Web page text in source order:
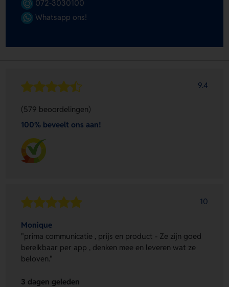
072-3030100
Whatsapp ons!
9.4
(579 beoordelingen)
100% beveelt ons aan!
10
Monique
"prima communicatie , prijs en product - Ze zijn goed
bereikbaar per app , denken mee en leveren wat ze
beloven."
3 dagen geleden